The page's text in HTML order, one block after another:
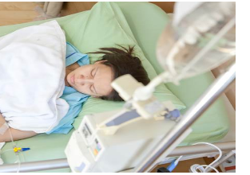
高2息子「大丈夫！手は打ってる
な姿の夫が発見されw